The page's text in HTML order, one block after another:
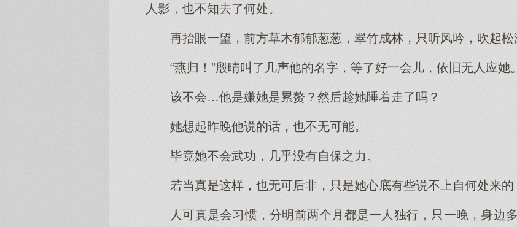
人影，也不知去了何处。
再抬眼一望，前方草木郁郁葱葱，翠竹成林，只听风吟，吹起松
“燕归！”殷晴叫了几声他的名字，等了好一会儿，依旧无人应她。
该不会…他是嫌她是累赘？然后趁她睡着走了吗？
她想起昨晚他说的话，也不无可能。
毕竟她不会武功，几乎没有自保之力。
若当真是这样，也无可后非，只是她心底有些说不上自何处来的
人可真是会习惯，分明前两个月都是一人独行，只一晚，身边